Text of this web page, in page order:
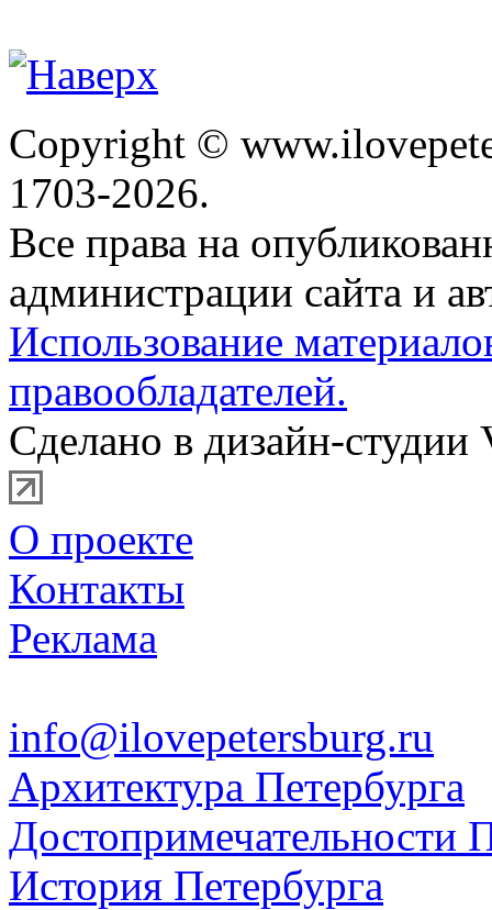
Copyright ©
1703-2026.
Все права на
администрации сайта и
Использование
правообладателей.
Сделано в дизайн-студии
О проекте
Контакты
Реклама
info@ilovepetersburg.ru
Архитектура Петербурга
Достопримечательности
История Петербурга